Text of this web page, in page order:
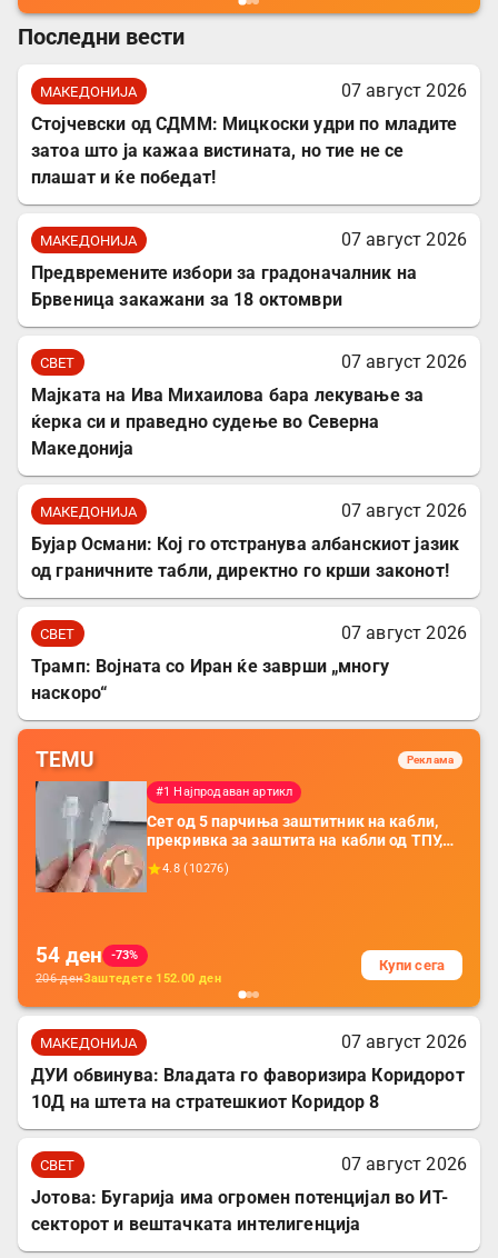
Последни вести
МАКЕДОНИЈА
07 август 2026
Стојчевски од СДММ: Мицкоски удри по младите
затоа што ја кажаа вистината, но тие не се
плашат и ќе победат!
МАКЕДОНИЈА
07 август 2026
Предвремените избори за градоначалник на
Брвеница закажани за 18 октомври
СВЕТ
07 август 2026
Мајката на Ива Михаилова бара лекување за
ќерка си и праведно судење во Северна
Македонија
МАКЕДОНИЈА
07 август 2026
Бујар Османи: Кој го отстранува албанскиот јазик
од граничните табли, директно го крши законот!
СВЕТ
07 август 2026
Трамп: Војната со Иран ќе заврши „многу
наскоро“
TEMU Реклама
#1 Најпродаван артикл
Сет од 5 парчиња заштитник на кабли,
прекривка за заштита на кабли од ТПУ,
додатоци за заштита на кабли, без
батерија, за мобилни телефони, комплет
4.8 ( 10276)
54 ден
-73%
206денЗаштедете 152.00 ден
Купи сега
МАКЕДОНИЈА
07 август 2026
ДУИ обвинува: Владата го фаворизира Коридорот
10Д на штета на стратешкиот Коридор 8
СВЕТ
07 август 2026
Јотова: Бугарија има огромен потенцијал во ИТ-
секторот и вештачката интелигенција